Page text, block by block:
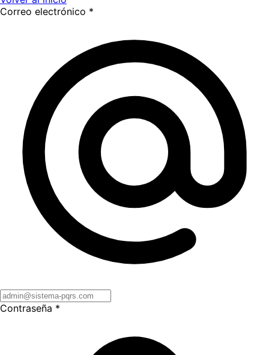
Correo electrónico *
Contraseña *